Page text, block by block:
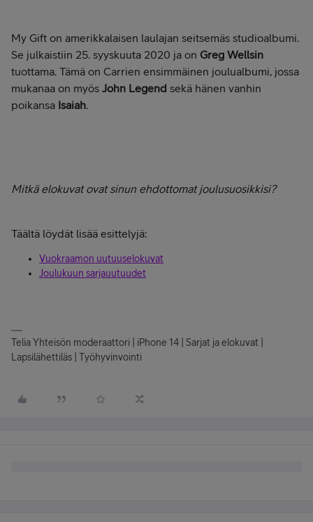
My Gift on amerikkalaisen laulajan seitsemäs studioalbumi.
Se julkaistiin 25. syyskuuta 2020 ja on Greg Wellsin
tuottama. Tämä on Carrien ensimmäinen joulualbumi, jossa
mukanaa on myös John Legend sekä hänen vanhin
poikansa Isaiah.
Mitkä elokuvat ovat sinun ehdottomat joulusuosikkisi?
Täältä löydät lisää esittelyjä:
Vuokraamon uutuuselokuvat
Joulukuun sarjauutuudet
Telia Yhteisön moderaattori | iPhone 14 | Sarjat ja elokuvat |
Lapsilähettiläs | Työhyvinvointi